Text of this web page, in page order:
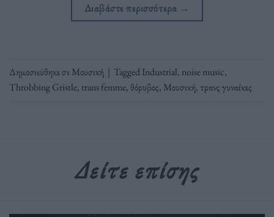
Διαβάστε περισσότερα →
Δημοσιεύθηκε σεΜουσική | TaggedIndustrial, noise music,
Throbbing Gristle, trans femme, θόρυβος, Μουσική,τρανς γυναίκες
Δείτε επίσης